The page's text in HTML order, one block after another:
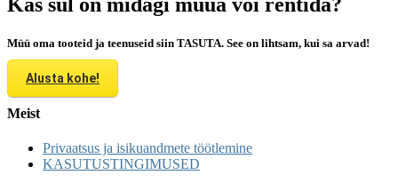
Müü oma tooteid ja teenuseid siin TASUTA. See on lihtsam, kui sa arvad!
Alusta kohe!
Meist
Privaatsus ja isikuandmete töötlemine
KASUTUSTINGIMUSED